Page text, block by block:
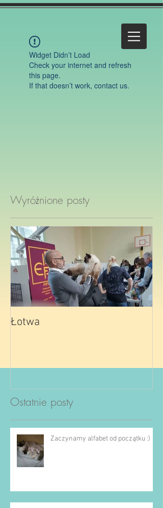
Widget Didn’t Load
Check your internet and refresh
this page.
If that doesn’t work, contact us.
Wyróżnione posty
Łotwa
Ostatnie posty
Zaczynamy alfabet od początku :)